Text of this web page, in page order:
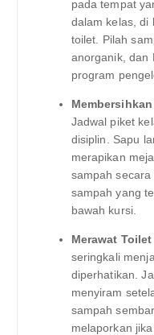
pada tempat
dalam kelas, di
toilet. Pilah
anorganik, dan
program
Jadwal piket
disiplin. Sapu
merapikan
sampah
sampah yang
bawah kursi.
Merawat
seringkali
diperhatikan.
menyiram
sampah
melaporkan